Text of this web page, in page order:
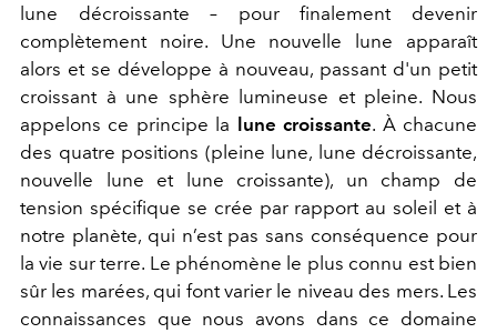
lune décroissante – pour finalement devenir
complètement noire. Une nouvelle lune apparaît
alors et se développe à nouveau, passant d'un petit
croissant à une sphère lumineuse et pleine. Nous
appelons ce principe la lune croissante. À chacune
des quatre positions (pleine lune, lune décroissante,
nouvelle lune et lune croissante), un champ de
tension spécifique se crée par rapport au soleil et à
notre planète, qui n’est pas sans conséquence pour
la vie sur terre. Le phénomène le plus connu est bien
sûr les marées, qui font varier le niveau des mers. Les
connaissances que nous avons dans ce domaine